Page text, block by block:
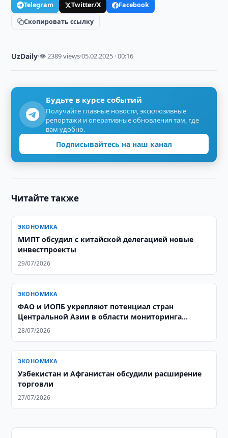
Telegram Twitter/X
Facebook
Скопировать ссылку
UzDaily·👁 2389 views·05.02.2025 · 00:16
Будьте в курсе событий
Получайте главные новости, эксклюзивные
репортажи и оперативные обновления там, где
вам удобно.
Подписывайтесь на наш канал
Читайте также
ЭКОНОМИКА
МИПТ обсудил с китайской делегацией новые
инвестпроекты
29/07/2026
ЭКОНОМИКА
ФАО и ИОПБ укрепляют потенциал стран
Центральной Азии в области мониторинга
саранчовых
28/07/2026
ЭКОНОМИКА
Узбекистан и Афганистан обсудили расширение
торговли
27/07/2026